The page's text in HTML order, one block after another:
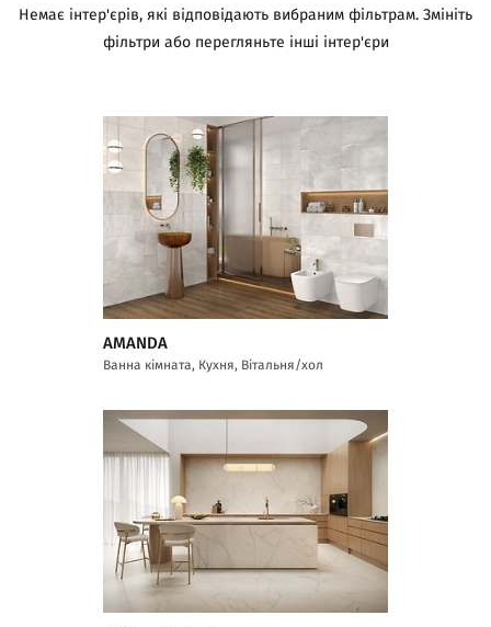
Немає інтер'єрів, які відповідають вибраним фільтрам. Змініть
фільтри або перегляньте інші інтер'єри
AMANDA
Ванна кімната, Кухня, Вітальня/хол